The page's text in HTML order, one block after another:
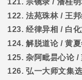
121. 宗镜录 / 潘桂
122. 法苑珠林/ 王
123. 经律异相 / 白
124. 解脱道论/黄
125. 杂阿毗昙心论/
126. 弘一大师文集